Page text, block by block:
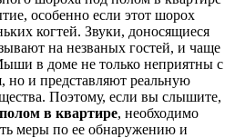
особенно если этот шорох
когтей. Звуки, доносящиеся
на незваных гостей, и чаще
в доме не только неприятны с
но и представляют реальную
Поэтому, если вы слышите,
в квартире, необходимо
меры по ее обнаружению и